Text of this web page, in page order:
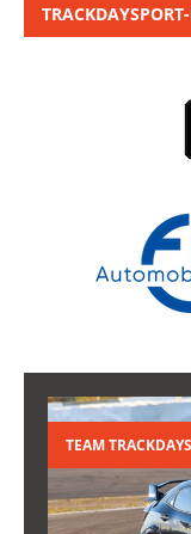
TEAM